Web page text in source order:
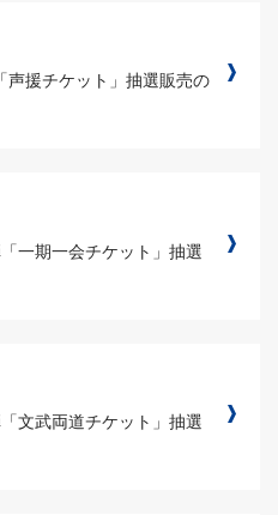
声援チケット」抽選販売の
一期一会チケット」抽選
文武両道チケット」抽選